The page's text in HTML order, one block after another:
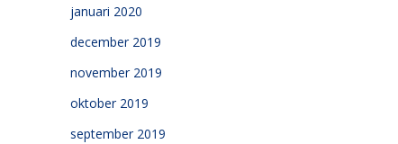
januari 2020
december 2019
november 2019
oktober 2019
september 2019